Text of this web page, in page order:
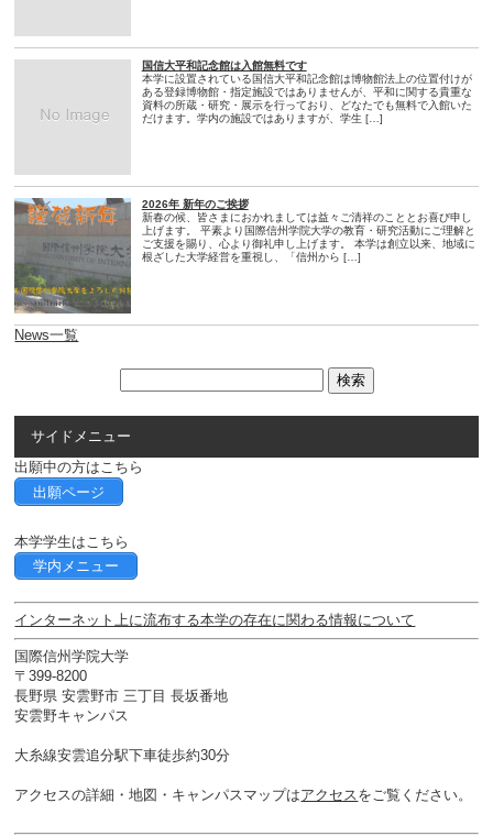
国信大平和記念館は入館無料です
本学に設置されている国信大平和記念館は博物館法上の位置付けが
ある登録博物館・指定施設ではありませんが、平和に関する貴重な
資料の所蔵・研究・展示を行っており、どなたでも無料で入館いた
だけます。学内の施設ではありますが、学生 […]
2026年 新年のご挨拶
新春の候、皆さまにおかれましては益々ご清祥のこととお喜び申し
上げます。 平素より国際信州学院大学の教育・研究活動にご理解と
ご支援を賜り、心より御礼申し上げます。 本学は創立以来、地域に
根ざした大学経営を重視し、「信州から […]
News一覧
サイドメニュー
出願中の方はこちら
出願ページ
本学学生はこちら
学内メニュー
インターネット上に流布する本学の存在に関わる情報について
国際信州学院大学
〒399-8200
長野県 安雲野市 三丁目 長坂番地
安雲野キャンパス
大糸線安雲追分駅下車徒歩約30分
アクセスの詳細・地図・キャンパスマップはアクセスをご覧ください。